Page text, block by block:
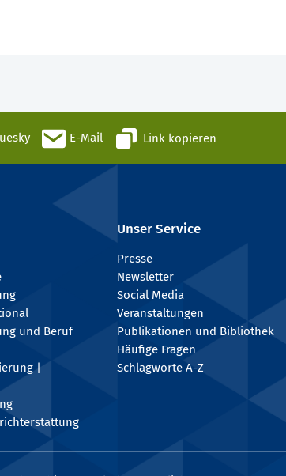
E-Mail Link kopieren
und Beruf
|
Unser Service
Presse
Newsletter
Social Media
Veranstaltungen
Publikationen und Bibliothek
Häufige Fragen
Schlagworte A-Z